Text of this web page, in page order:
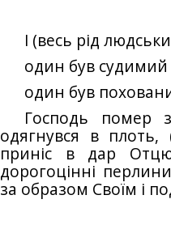
І (весь рід
один був судимий
один був
Господь помер
одягнувся в плоть,
приніс в дар
дорогоцінні
за образом Своїм і